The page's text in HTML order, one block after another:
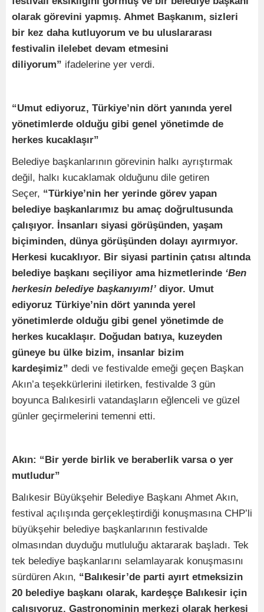
olarak görevini yapmış. Ahmet Başkanım, sizleri
bir kez daha kutluyorum ve bu uluslararası
festivalin ilelebet devam etmesini
diliyorum” ifadelerine yer verdi.
“Umut ediyoruz, Türkiye’nin dört yanında yerel
yönetimlerde olduğu gibi genel yönetimde de
herkes kucaklaşır”
Belediye başkanlarının görevinin halkı ayrıştırmak
değil, halkı kucaklamak olduğunu dile getiren
Seçer, “Türkiye’nin her yerinde görev yapan
belediye başkanlarımız bu amaç doğrultusunda
çalışıyor. İnsanları siyasi görüşünden, yaşam
biçiminden, dünya görüşünden dolayı ayırmıyor.
Herkesi kucaklıyor. Bir siyasi partinin çatısı altında
belediye başkanı seçiliyor ama hizmetlerinde ‘Ben
herkesin belediye başkanıyım!’ diyor. Umut
ediyoruz Türkiye’nin dört yanında yerel
yönetimlerde olduğu gibi genel yönetimde de
herkes kucaklaşır. Doğudan batıya, kuzeyden
güneye bu ülke bizim, insanlar bizim
kardeşimiz” dedi ve festivalde emeği geçen Başkan
Akın’a teşekkürlerini iletirken, festivalde 3 gün
boyunca Balıkesirli vatandaşların eğlenceli ve güzel
günler geçirmelerini temenni etti.
Akın: “Bir yerde birlik ve beraberlik varsa o yer
mutludur”
Balıkesir Büyükşehir Belediye Başkanı Ahmet Akın,
festival açılışında gerçekleştirdiği konuşmasına CHP’li
büyükşehir belediye başkanlarının festivalde
olmasından duyduğu mutluluğu aktararak başladı. Tek
tek belediye başkanlarını selamlayarak konuşmasını
sürdüren Akın, “Balıkesir’de parti ayırt etmeksizin
20 belediye başkanı olarak, kardeşçe Balıkesir için
çalışıyoruz. Gastronominin merkezi olarak herkesi